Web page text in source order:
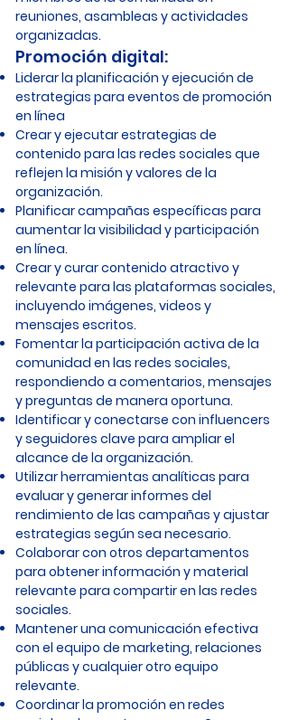
reuniones, asambleas y actividades
organizadas.
Promoción digital:
Liderar la planificación y ejecución de
estrategias para eventos de promoción
en línea
Crear y ejecutar estrategias de
contenido para las redes sociales que
reflejen la misión y valores de la
organización.
Planificar campañas específicas para
aumentar la visibilidad y participación
en línea.
Crear y curar contenido atractivo y
relevante para las plataformas sociales,
incluyendo imágenes, videos y
mensajes escritos.
Fomentar la participación activa de la
comunidad en las redes sociales,
respondiendo a comentarios, mensajes
y preguntas de manera oportuna.
Identificar y conectarse con influencers
y seguidores clave para ampliar el
alcance de la organización.
Utilizar herramientas analíticas para
evaluar y generar informes del
rendimiento de las campañas y ajustar
estrategias según sea necesario.
Colaborar con otros departamentos
para obtener información y material
relevante para compartir en las redes
sociales.
Mantener una comunicación efectiva
con el equipo de marketing, relaciones
públicas y cualquier otro equipo
relevante.
Coordinar la promoción en redes